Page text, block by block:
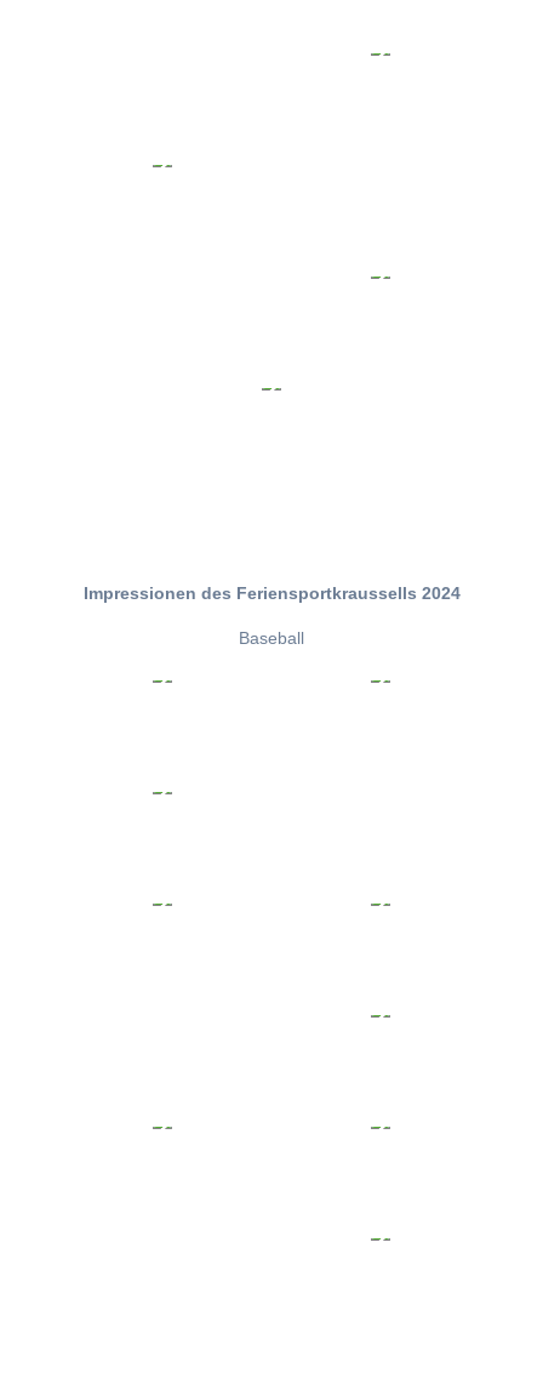
Impressionen des Feriensportkraussells 2024
Baseball